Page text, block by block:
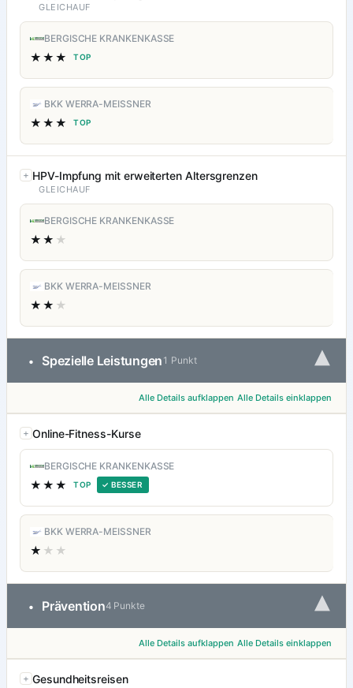
GLEICHAUF
BERGISCHE KRANKENKASSE
★★★ TOP
BKK WERRA-MEISSNER
★★★ TOP
HPV-Impfung mit erweiterten Altersgrenzen
GLEICHAUF
BERGISCHE KRANKENKASSE
★★ ★
BKK WERRA-MEISSNER
★★ ★
• Spezielle Leistungen 1 Punkt ▾
Alle Details aufklappen Alle Details einklappen
Online-Fitness-Kurse
BERGISCHE KRANKENKASSE
★★★ TOP ✓ BESSER
BKK WERRA-MEISSNER
★ ★★
• Prävention4 Punkte ▾
Alle Details aufklappen Alle Details einklappen
Gesundheitsreisen